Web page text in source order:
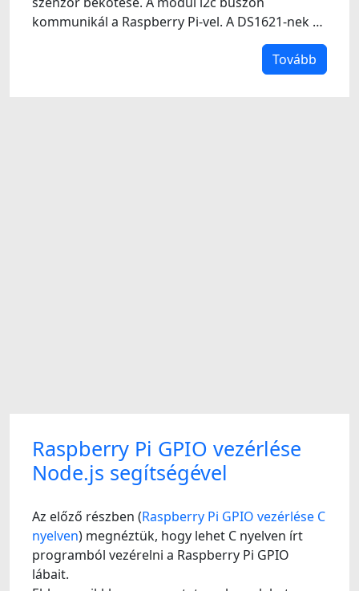
kommunikál a Raspberry Pi-vel. A DS1621-nek …
Tovább
Raspberry Pi GPIO vezérlése
Node.js segítségével
Az előző részben (Raspberry Pi GPIO vezérlése C
nyelven) megnéztük, hogy lehet C nyelven írt
programból vezérelni a Raspberry Pi GPIO
lábait.